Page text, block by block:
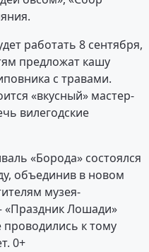
работать 8 сентября,
предложат кашу
с травами.
«вкусный» мастер-
вилегодские
«Борода» состоялся
объединив в новом
музея-
Лошади»
проводились к тому
0+